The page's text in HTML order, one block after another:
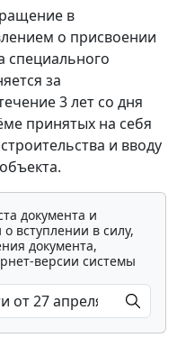
в
о присвоении
специального
за
3 лет со дня
принятых на себя
и вводу
документа и
вступлении в силу,
документа,
версии системы